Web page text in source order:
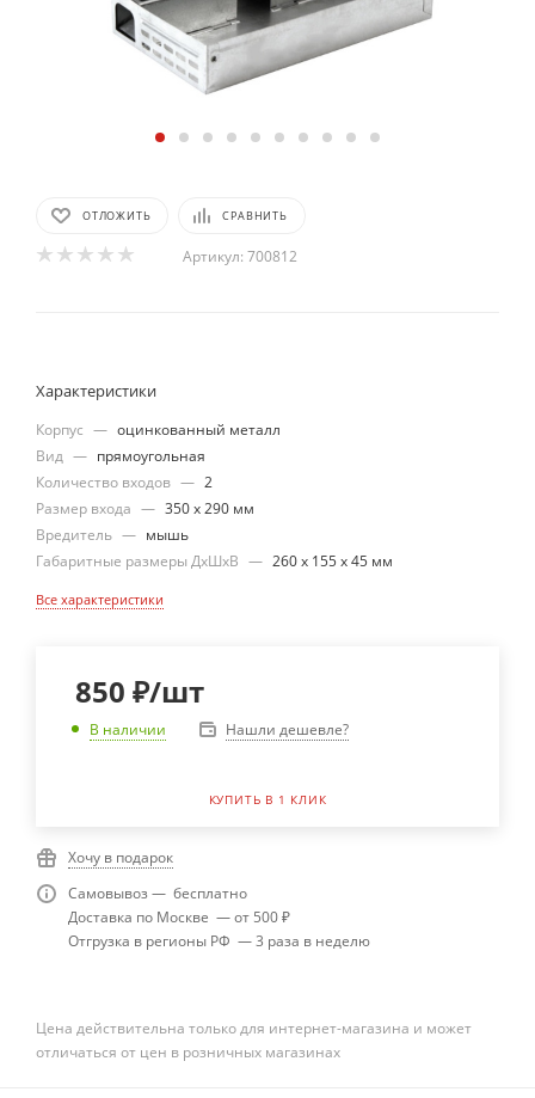
ОТЛОЖИТЬ СРАВНИТЬ
Артикул: 700812
Характеристики
Корпус — оцинкованный металл
Вид — прямоугольная
Количество входов — 2
Размер входа — 350 х 290 мм
Вредитель — мышь
Габаритные размеры ДхШхВ — 260 х 155 х 45 мм
Все характеристики
850 ₽/шт
В наличии Нашли дешевле?
КУПИТЬ В 1 КЛИК
Хочу в подарок
Самовывоз — бесплатно
Доставка по Москве — от 500 ₽
Отгрузка в регионы РФ — 3 раза в неделю
Цена действительна только для интернет-магазина и может
отличаться от цен в розничных магазинах